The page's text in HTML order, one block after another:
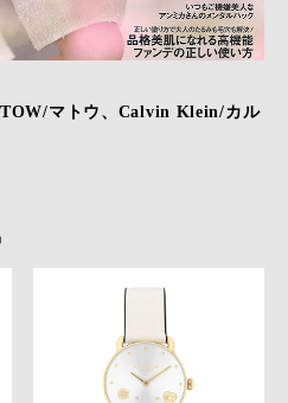
マトウ、Calvin Klein/カル